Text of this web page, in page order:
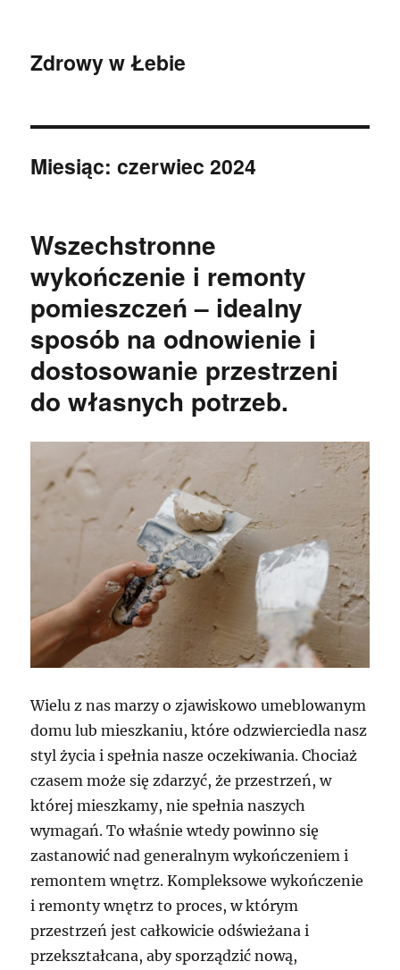
Zdrowy w Łebie
Miesiąc:czerwiec 2024
Wszechstronne
wykończenie i remonty
pomieszczeń – idealny
sposób na odnowienie i
dostosowanie przestrzeni
do własnych potrzeb.
Wielu z nas marzy o zjawiskowo umeblowanym
domu lub mieszkaniu, które odzwierciedla nasz
styl życia i spełnia nasze oczekiwania. Chociaż
czasem może się zdarzyć, że przestrzeń, w
której mieszkamy, nie spełnia naszych
wymagań. To właśnie wtedy powinno się
zastanowić nad generalnym wykończeniem i
remontem wnętrz. Kompleksowe wykończenie
i remonty wnętrz to proces, w którym
przestrzeń jest całkowicie odświeżana i
przekształcana, aby sporządzić nową,